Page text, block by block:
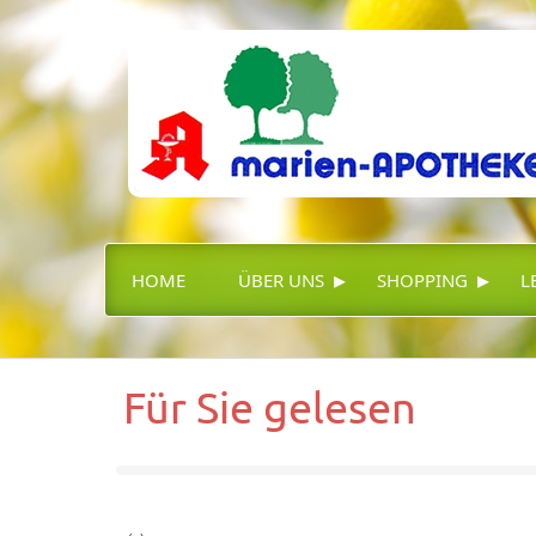
HOME ÜBER UNS ▸ SHOPPING ▸
Für Sie gelesen